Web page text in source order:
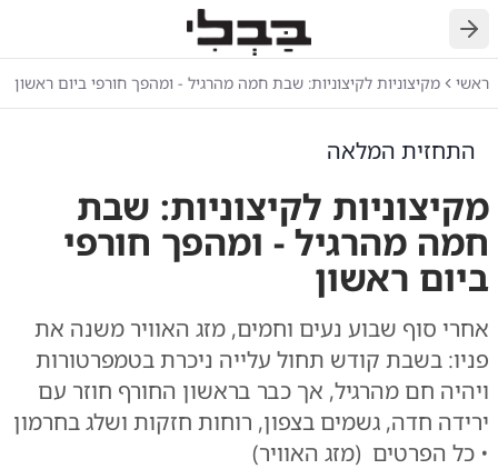
חזרה
ראשי מקיצוניות לקיצוניות: שבת חמה מהרגיל - ומהפך חורפי ביום ראשון
התחזית המלאה
מקיצוניות לקיצוניות: שבת
חמה מהרגיל - ומהפך חורפי
ביום ראשון
אחרי סוף שבוע נעים וחמים, מזג האוויר משנה את
פניו: בשבת קודש תחול עלייה ניכרת בטמפרטורות
ויהיה חם מהרגיל, אך כבר בראשון החורף חוזר עם
ירידה חדה, גשמים בצפון, רוחות חזקות ושלג בחרמון
• כל הפרטים (מזג האוויר)